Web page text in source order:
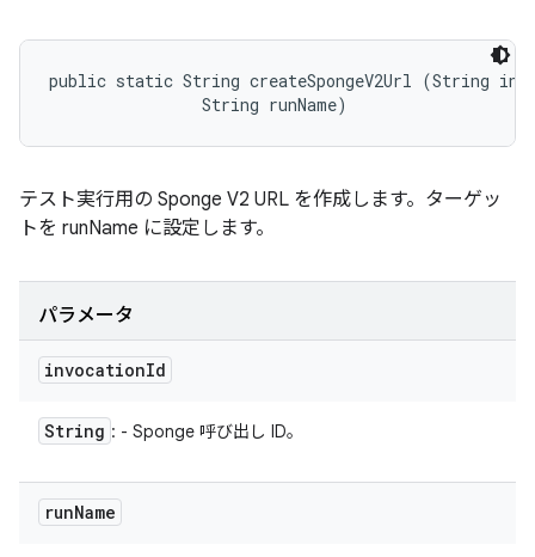
public static String createSpongeV2Url (String
                String runName)
テスト実行用の Sponge V2 URL を作成します。ターゲッ
トを runName に設定します。
パラメータ
invocationId
String : - Sponge 呼び出し ID。
runName